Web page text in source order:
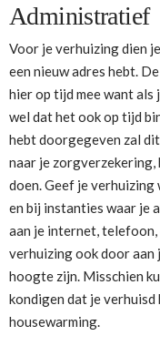
Administratief
Voor je verhuizing dien
een nieuw adres hebt.
hier op tijd mee want
wel dat het ook op tijd
hebt doorgegeven zal
naar je zorgverzekering,
doen. Geef je verhuizing
en bij instanties waar je
aan je internet,
verhuizing ook door aan
hoogte zijn. Misschien
kondigen dat je
housewarming.